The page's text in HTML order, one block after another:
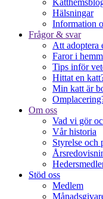
Hälsningar
Information
Frågor & svar
Att adoptera
Faror i
Tips inför
Hittat en
Min katt är
Om oss
Vad vi gör
Vår historia
Styrelse och
Stöd oss
Medlem